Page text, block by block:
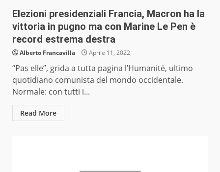
Elezioni presidenziali Francia, Macron ha la
vittoria in pugno ma con Marine Le Pen è
record estrema destra
Alberto Francavilla Aprile 11, 2022
“Pas elle”, grida a tutta pagina l’Humanité, ultimo
quotidiano comunista del mondo occidentale.
Normale: con tutti i...
Read More